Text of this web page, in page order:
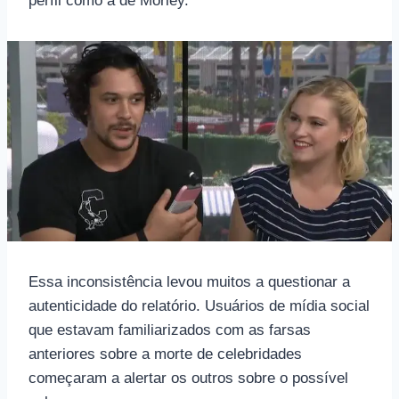
Essa inconsistência levou muitos a questionar a
autenticidade do relatório. Usuários de mídia social
que estavam familiarizados com as farsas
anteriores sobre a morte de celebridades
começaram a alertar os outros sobre o possível